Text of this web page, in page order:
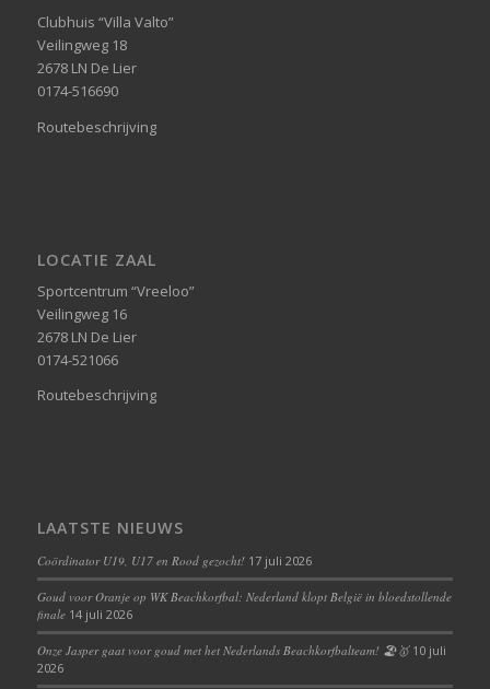
Clubhuis “Villa Valto”
Veilingweg 18
2678 LN De Lier
0174-516690
Routebeschrijving
LOCATIE ZAAL
Sportcentrum “Vreeloo”
Veilingweg 16
2678 LN De Lier
0174-521066
Routebeschrijving
LAATSTE NIEUWS
Coördinator U19, U17 en Rood gezocht! 17 juli 2026
Goud voor Oranje op WK Beachkorfbal: Nederland klopt België in bloedstollende
finale 14 juli 2026
Onze Jasper gaat voor goud met het Nederlands Beachkorfbalteam! 🏖️🥇 10 juli
2026